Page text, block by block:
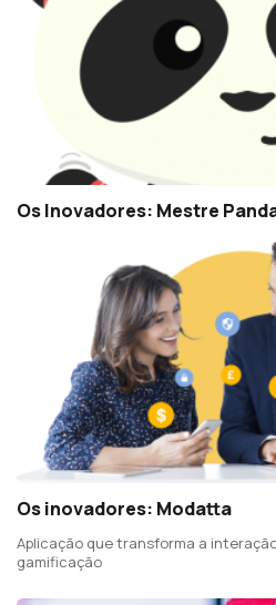
Os Inovadores: Mestre
Os inovadores: Modatta
Aplicação que transforma a
gamificação